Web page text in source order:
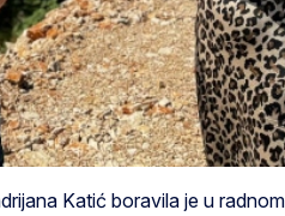
Katić boravila je u